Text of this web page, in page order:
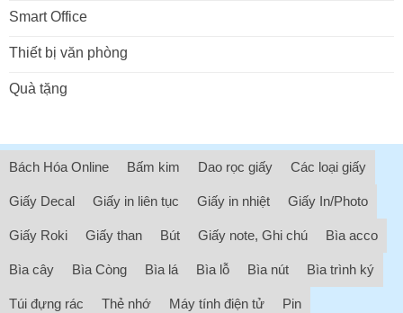
Smart Office
Thiết bị văn phòng
Quà tặng
Bách Hóa Online Bấm kim Dao rọc giấy Các loại giấy
Giấy Decal Giấy in liên tục Giấy in nhiệt Giấy In/Photo
Giấy Roki Giấy than Bút Giấy note, Ghi chú Bìa acco
Bìa cây Bìa Còng Bìa lá Bìa lỗ Bìa nút Bìa trình ký
Túi đựng rác Thẻ nhớ Máy tính điện tử Pin